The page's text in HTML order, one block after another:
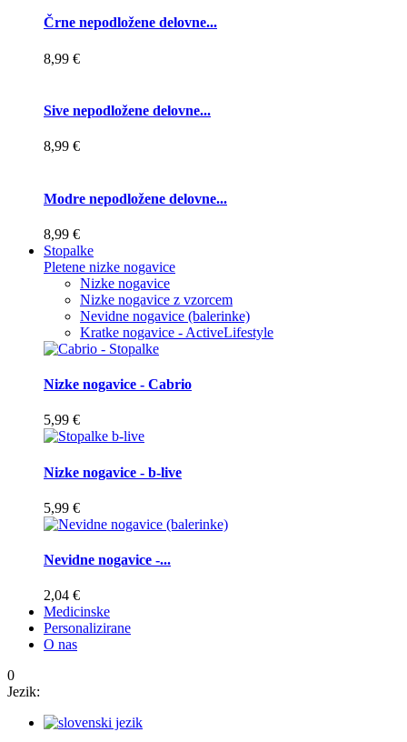
Črne nepodložene delovne...
8,99 €
Sive nepodložene delovne...
8,99 €
Modre nepodložene delovne...
8,99 €
Stopalke
Pletene nizke nogavice
Nizke nogavice
Nizke nogavice z vzorcem
Nevidne nogavice (balerinke)
Kratke nogavice - ActiveLifestyle
Nizke nogavice - Cabrio
5,99 €
Nizke nogavice - b-live
5,99 €
Nevidne nogavice -...
2,04 €
Medicinske
Personalizirane
O nas
0
Jezik: